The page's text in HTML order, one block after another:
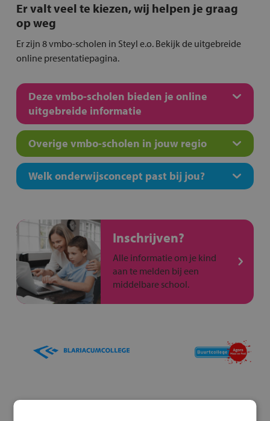
Er valt veel te kiezen, wij helpen je graag
op weg
Er zijn 8 vmbo-scholen in Steyl e.o. Bekijk de uitgebreide
online presentatiepagina.
Deze vmbo-scholen bieden je online
uitgebreide informatie
Overige vmbo-scholen in jouw regio
Welk onderwijsconcept past bij jou?
Inschrijven?
Alle informatie om je kind
aan te melden bij een
middelbare school.